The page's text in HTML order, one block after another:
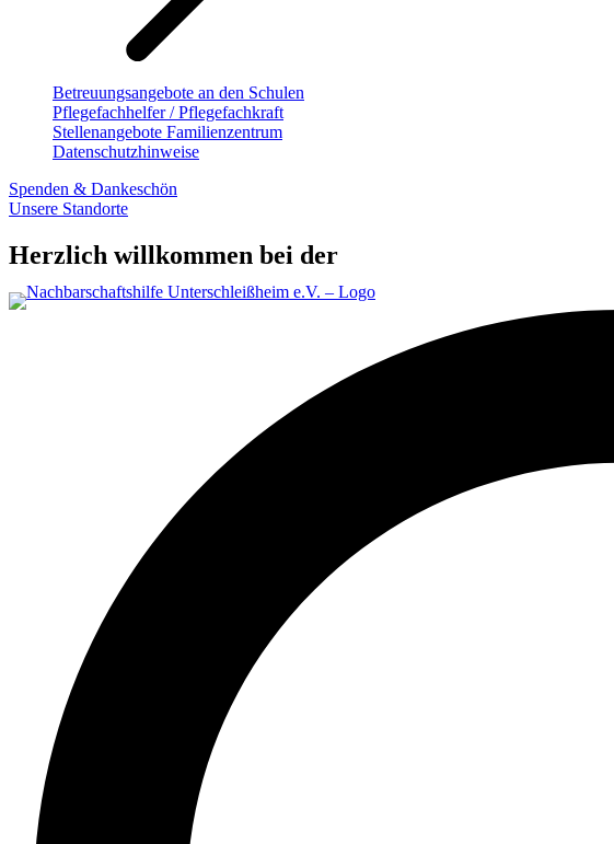
Betreuungsangebote an den Schulen
Pflegefachhelfer / Pflegefachkraft
Stellenangebote Familienzentrum
Datenschutzhinweise
Spenden & Dankeschön
Unsere Standorte
Herzlich willkommen bei der